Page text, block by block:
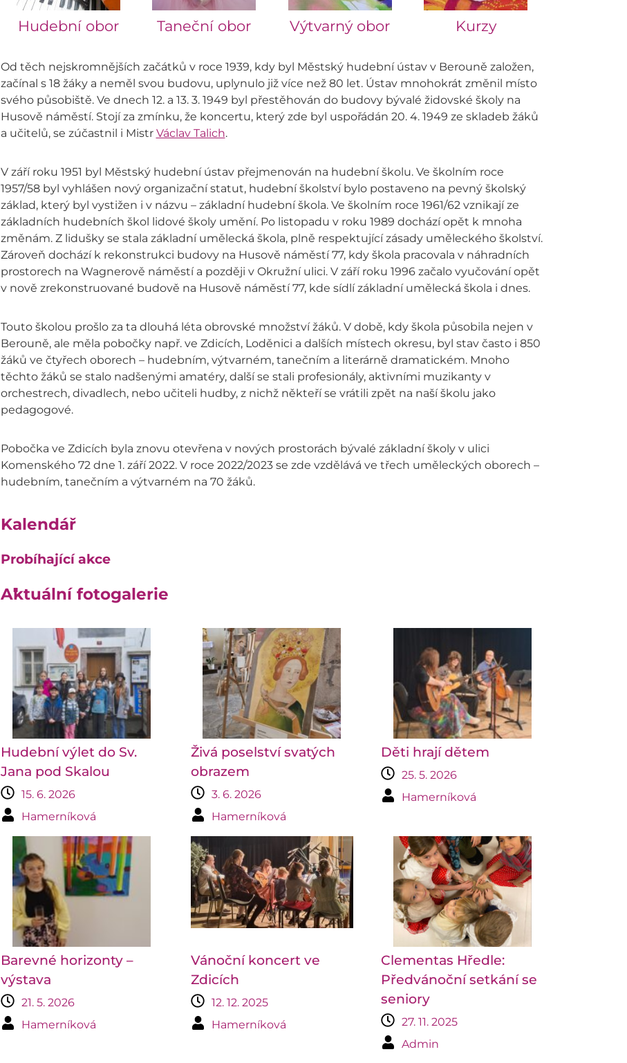
Hudební obor Taneční obor Výtvarný obor Kurzy
Od těch nejskromnějších začátků v roce 1939, kdy byl Městský hudební ústav v Berouně založen,
začínal s 18 žáky a neměl svou budovu, uplynulo již více než 80 let. Ústav mnohokrát změnil místo
svého působiště. Ve dnech 12. a 13. 3. 1949 byl přestěhován do budovy bývalé židovské školy na
Husově náměstí. Stojí za zmínku, že koncertu, který zde byl uspořádán 20. 4. 1949 ze skladeb žáků
a učitelů, se zúčastnil i Mistr Václav Talich.
V září roku 1951 byl Městský hudební ústav přejmenován na hudební školu. Ve školním roce
1957/58 byl vyhlášen nový organizační statut, hudební školství bylo postaveno na pevný školský
základ, který byl vystižen i v názvu – základní hudební škola. Ve školním roce 1961/62 vznikají ze
základních hudebních škol lidové školy umění. Po listopadu v roku 1989 dochází opět k mnoha
změnám. Z lidušky se stala základní umělecká škola, plně respektující zásady uměleckého školství.
Zároveň dochází k rekonstrukci budovy na Husově náměstí 77, kdy škola pracovala v náhradních
prostorech na Wagnerově náměstí a později v Okružní ulici. V září roku 1996 začalo vyučování opět
v nově zrekonstruované budově na Husově náměstí 77, kde sídlí základní umělecká škola i dnes.
Touto školou prošlo za ta dlouhá léta obrovské množství žáků. V době, kdy škola působila nejen v
Berouně, ale měla pobočky např. ve Zdicích, Loděnici a dalších místech okresu, byl stav často i 850
žáků ve čtyřech oborech – hudebním, výtvarném, tanečním a literárně dramatickém. Mnoho
těchto žáků se stalo nadšenými amatéry, další se stali profesionály, aktivními muzikanty v
orchestrech, divadlech, nebo učiteli hudby, z nichž někteří se vrátili zpět na naší školu jako
pedagogové.
Pobočka ve Zdicích byla znovu otevřena v nových prostorách bývalé základní školy v ulici
Komenského 72 dne 1. září 2022. V roce 2022/2023 se zde vzdělává ve třech uměleckých oborech –
hudebním, tanečním a výtvarném na 70 žáků.
Kalendář
Probíhající akce
Aktuální fotogalerie
Hudební výlet do Sv.
Jana pod Skalou
15. 6. 2026
Hamerníková
Živá poselství svatých
obrazem
3. 6. 2026
Hamerníková
Děti hrají dětem
25. 5. 2026
Hamerníková
Barevné horizonty –
výstava
21. 5. 2026
Hamerníková
Vánoční koncert ve
Zdicích
12. 12. 2025
Hamerníková
Clementas Hředle:
Předvánoční setkání se
seniory
27. 11. 2025
Admin